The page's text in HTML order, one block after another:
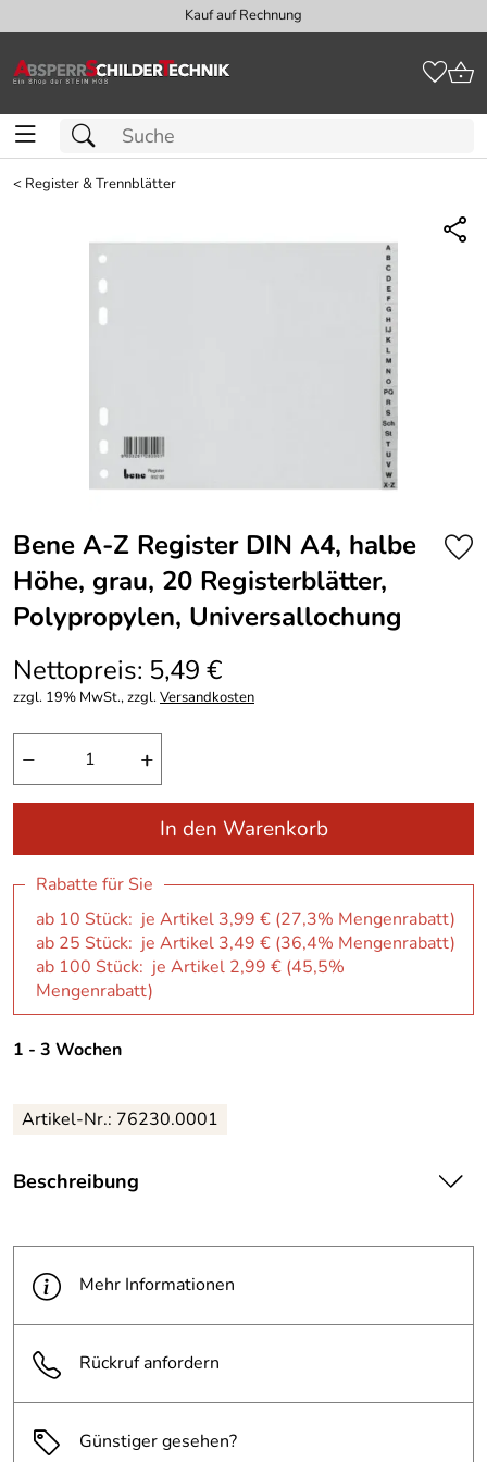
Kauf auf Rechnung
< Register & Trennblätter
Bene A-Z Register DIN A4, halbe
Höhe, grau, 20 Registerblätter,
Polypropylen, Universallochung
Nettopreis: 5,49 €
zzgl. 19% MwSt., zzgl.Versandkosten
− +
In den Warenkorb
Rabatte für Sie
ab 10 Stück: je Artikel 3,99 € (27,3% Mengenrabatt)
ab 25 Stück: je Artikel 3,49 € (36,4% Mengenrabatt)
ab 100 Stück: je Artikel 2,99 € (45,5%
Mengenrabatt)
1 - 3 Wochen
Artikel-Nr.: 76230.0001
Beschreibung
Registerblätter
Mehr Informationen
Rückruf anfordern
Günstiger gesehen?